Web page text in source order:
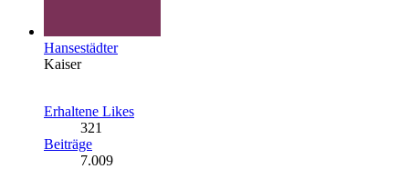
Hansestädter
Kaiser
Erhaltene Likes
321
Beiträge
7.009